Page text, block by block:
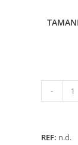
-
REF: n.d.